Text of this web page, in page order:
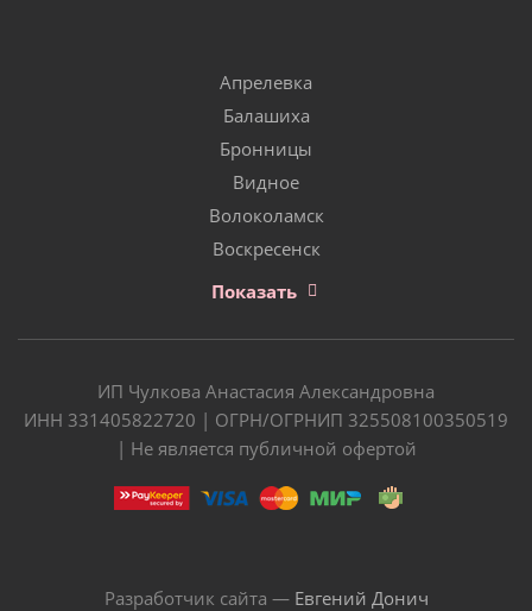
Апрелевка
Балашиха
Бронницы
Видное
Волоколамск
Воскресенск
Показать
ИП Чулкова Анастасия Александровна
ИНН 331405822720 | ОГРН/ОГРНИП 325508100350519
| Не является публичной офертой
Разработчик сайта — Евгений Донич